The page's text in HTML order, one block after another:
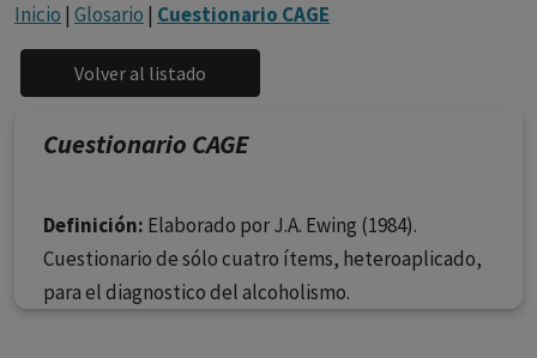
fármacos se facilita a título meramente informativo,
siendo responsabilidad de los profesionales
facultados prescribir medicamentos y decidir, en cada
caso concreto, el tratamiento más adecuado a las
Inicio | Glosario | Cuestionario CAGE
Cuestionario CAGE
Definición: Elaborado por J.A. Ewing (1984).
Cuestionario de sólo cuatro ítems, heteroaplicado,
para el diagnostico del alcoholismo.